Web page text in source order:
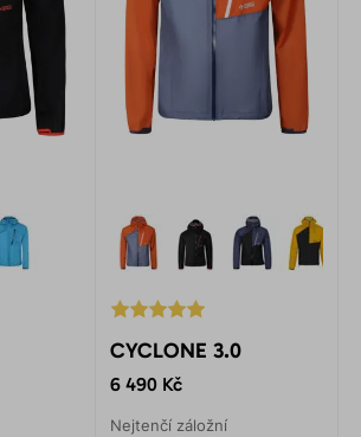
CYCLONE 3.0
6 490 Kč
Nejtenčí záložní